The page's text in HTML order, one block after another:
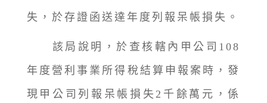
失，於存證函送達年度列報呆帳損失。
該局說明，於查核轄內甲公司108
年度營利事業所得稅結算申報案時，發
現甲公司列報呆帳損失2千餘萬元，係